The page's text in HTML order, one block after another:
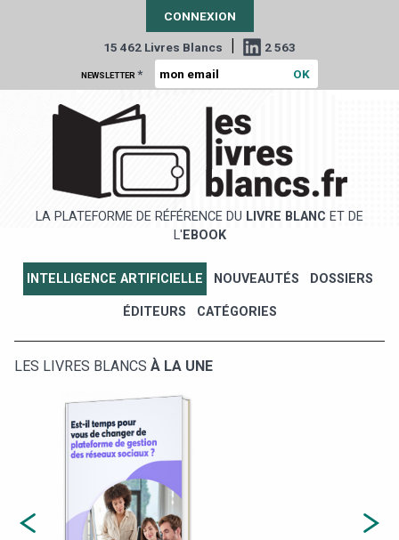
CONNEXION
15 462 Livres Blancs | 2 563
NEWSLETTER *
LA PLATEFORME DE RÉFÉRENCE DU LIVRE BLANC ET DE
L' EBOOK
INTELLIGENCE ARTIFICIELLE NOUVEAUTÉS DOSSIERS
ÉDITEURS CATÉGORIES
LES LIVRES BLANCS À LA UNE